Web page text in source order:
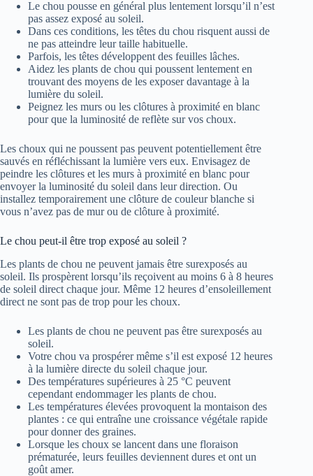
Le chou pousse en général plus lentement lorsqu’il n’est
pas assez exposé au soleil.
Dans ces conditions, les têtes du chou risquent aussi de
ne pas atteindre leur taille habituelle.
Parfois, les têtes développent des feuilles lâches.
Aidez les plants de chou qui poussent lentement en
trouvant des moyens de les exposer davantage à la
lumière du soleil.
Peignez les murs ou les clôtures à proximité en blanc
pour que la luminosité de reflète sur vos choux.
Les choux qui ne poussent pas peuvent potentiellement être
sauvés en réfléchissant la lumière vers eux. Envisagez de
peindre les clôtures et les murs à proximité en blanc pour
envoyer la luminosité du soleil dans leur direction. Ou
installez temporairement une clôture de couleur blanche si
vous n’avez pas de mur ou de clôture à proximité.
Le chou peut-il être trop exposé au soleil ?
Les plants de chou ne peuvent jamais être surexposés au
soleil. Ils prospèrent lorsqu’ils reçoivent au moins 6 à 8 heures
de soleil direct chaque jour. Même 12 heures d’ensoleillement
direct ne sont pas de trop pour les choux.
Les plants de chou ne peuvent pas être surexposés au
soleil.
Votre chou va prospérer même s’il est exposé 12 heures
à la lumière directe du soleil chaque jour.
Des températures supérieures à 25 °C peuvent
cependant endommager les plants de chou.
Les températures élevées provoquent la montaison des
plantes : ce qui entraîne une croissance végétale rapide
pour donner des graines.
Lorsque les choux se lancent dans une floraison
prématurée, leurs feuilles deviennent dures et ont un
goût amer.